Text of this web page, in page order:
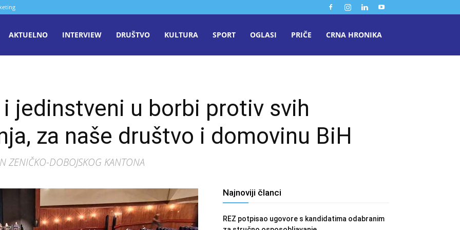
AKTUELNO INTERVIEW DRUŠTVO KULTURA SPORT OGLASI PRIČE CRNA HRONIKA
jedinstveni u borbi protiv svih
za naše društvo i domovinu BiH
ZENIČKO-DOBOJSKOG KANTONA
Najnoviji članci
REZ potpisao ugovore s kandidatima odabranim